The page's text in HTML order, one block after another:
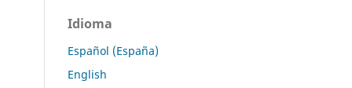
Idioma
Español (España)
English